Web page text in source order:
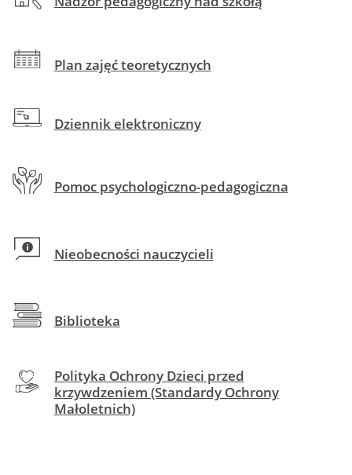
reklamowy
skróty
Plan zajęć teoretycznych
Dziennik elektroniczny
Pomoc psychologiczno-pedagogiczna
Nieobecności nauczycieli
Biblioteka
Polityka Ochrony Dzieci przed
krzywdzeniem (Standardy Ochrony
Małoletnich)